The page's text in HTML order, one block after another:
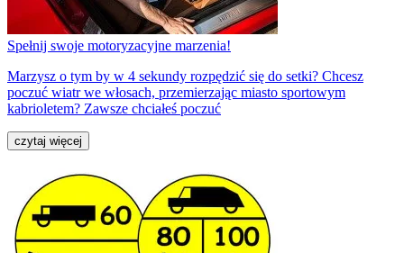
Spełnij swoje motoryzacyjne marzenia!
Marzysz o tym by w 4 sekundy rozpędzić się do setki? Chcesz
poczuć wiatr we włosach, przemierzając miasto sportowym
kabrioletem? Zawsze chciałeś poczuć
czytaj więcej